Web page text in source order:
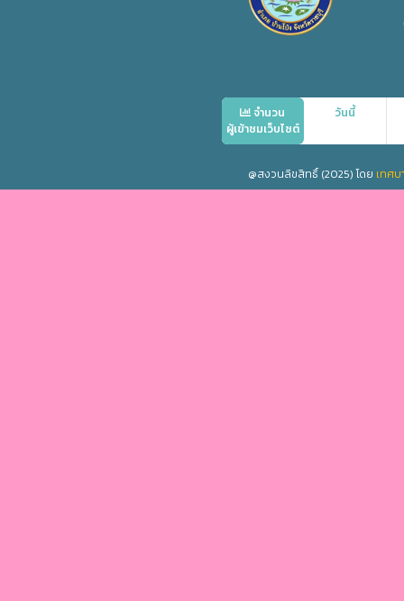
จำนวน
ผู้เข้าชมเว็บไซต์
วันนี้
@สงวนลิขสิทธิ์ (2025) โดย เทศ